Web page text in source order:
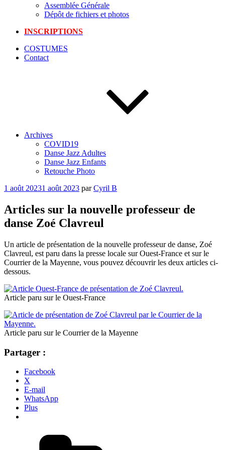
Assemblée Générale
Dépôt de fichiers et photos
INSCRIPTIONS
COSTUMES
Contact
Archives
COVID19
Danse Jazz Adultes
Danse Jazz Enfants
Retouche Photo
Publié
1 août 20231 août 2023 parCyril B
Articles sur la nouvelle professeur de
danse Zoé Clavreul
Un article de présentation de la nouvelle professeur de danse, Zoé
Clavreul, est paru dans la presse locale sur Ouest-France et sur le
Courrier de la Mayenne, vous pouvez découvrir les deux articles ci-
dessous.
Article paru sur le Ouest-France
Article paru sur le Courrier de la Mayenne
Partager :
Facebook
X
E-mail
WhatsApp
Plus